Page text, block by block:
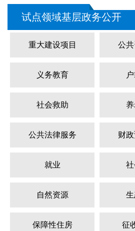
试点领域基层政务公开
重大建设项目 公
义务教育
社会救助
公共法律服务 财
就业
自然资源
保障性住房 征